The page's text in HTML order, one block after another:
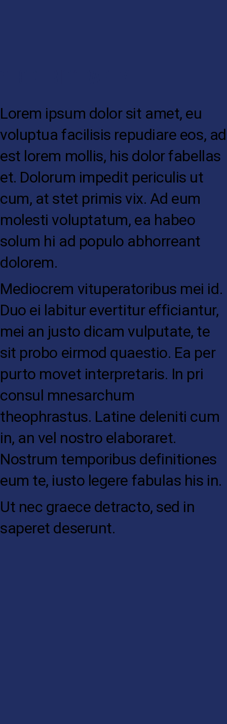
Lorem ipsum dolor sit amet, eu
voluptua facilisis repudiare eos, ad
est lorem mollis, his dolor fabellas
et. Dolorum impedit periculis ut
cum, at stet primis vix. Ad eum
molesti voluptatum, ea habeo
solum hi ad populo abhorreant
dolorem.
Mediocrem vituperatoribus mei id.
Duo ei labitur evertitur efficiantur,
mei an justo dicam vulputate, te
sit probo eirmod quaestio. Ea per
purto movet interpretaris. In pri
consul mnesarchum
theophrastus. Latine deleniti cum
in, an vel nostro elaboraret.
Nostrum temporibus definitiones
eum te, iusto legere fabulas his in.
Ut nec graece detracto, sed in
saperet deserunt.